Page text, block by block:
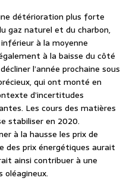
détérioration plus forte
gaz naturel et du charbon,
à la moyenne
à la baisse du côté
l’année prochaine sous
qui ont monté en
d’incertitudes
Les cours des matières
stabiliser en 2020.
à la hausse les prix de
des prix énergétiques aurait
ainsi contribuer à une
oléagineux.